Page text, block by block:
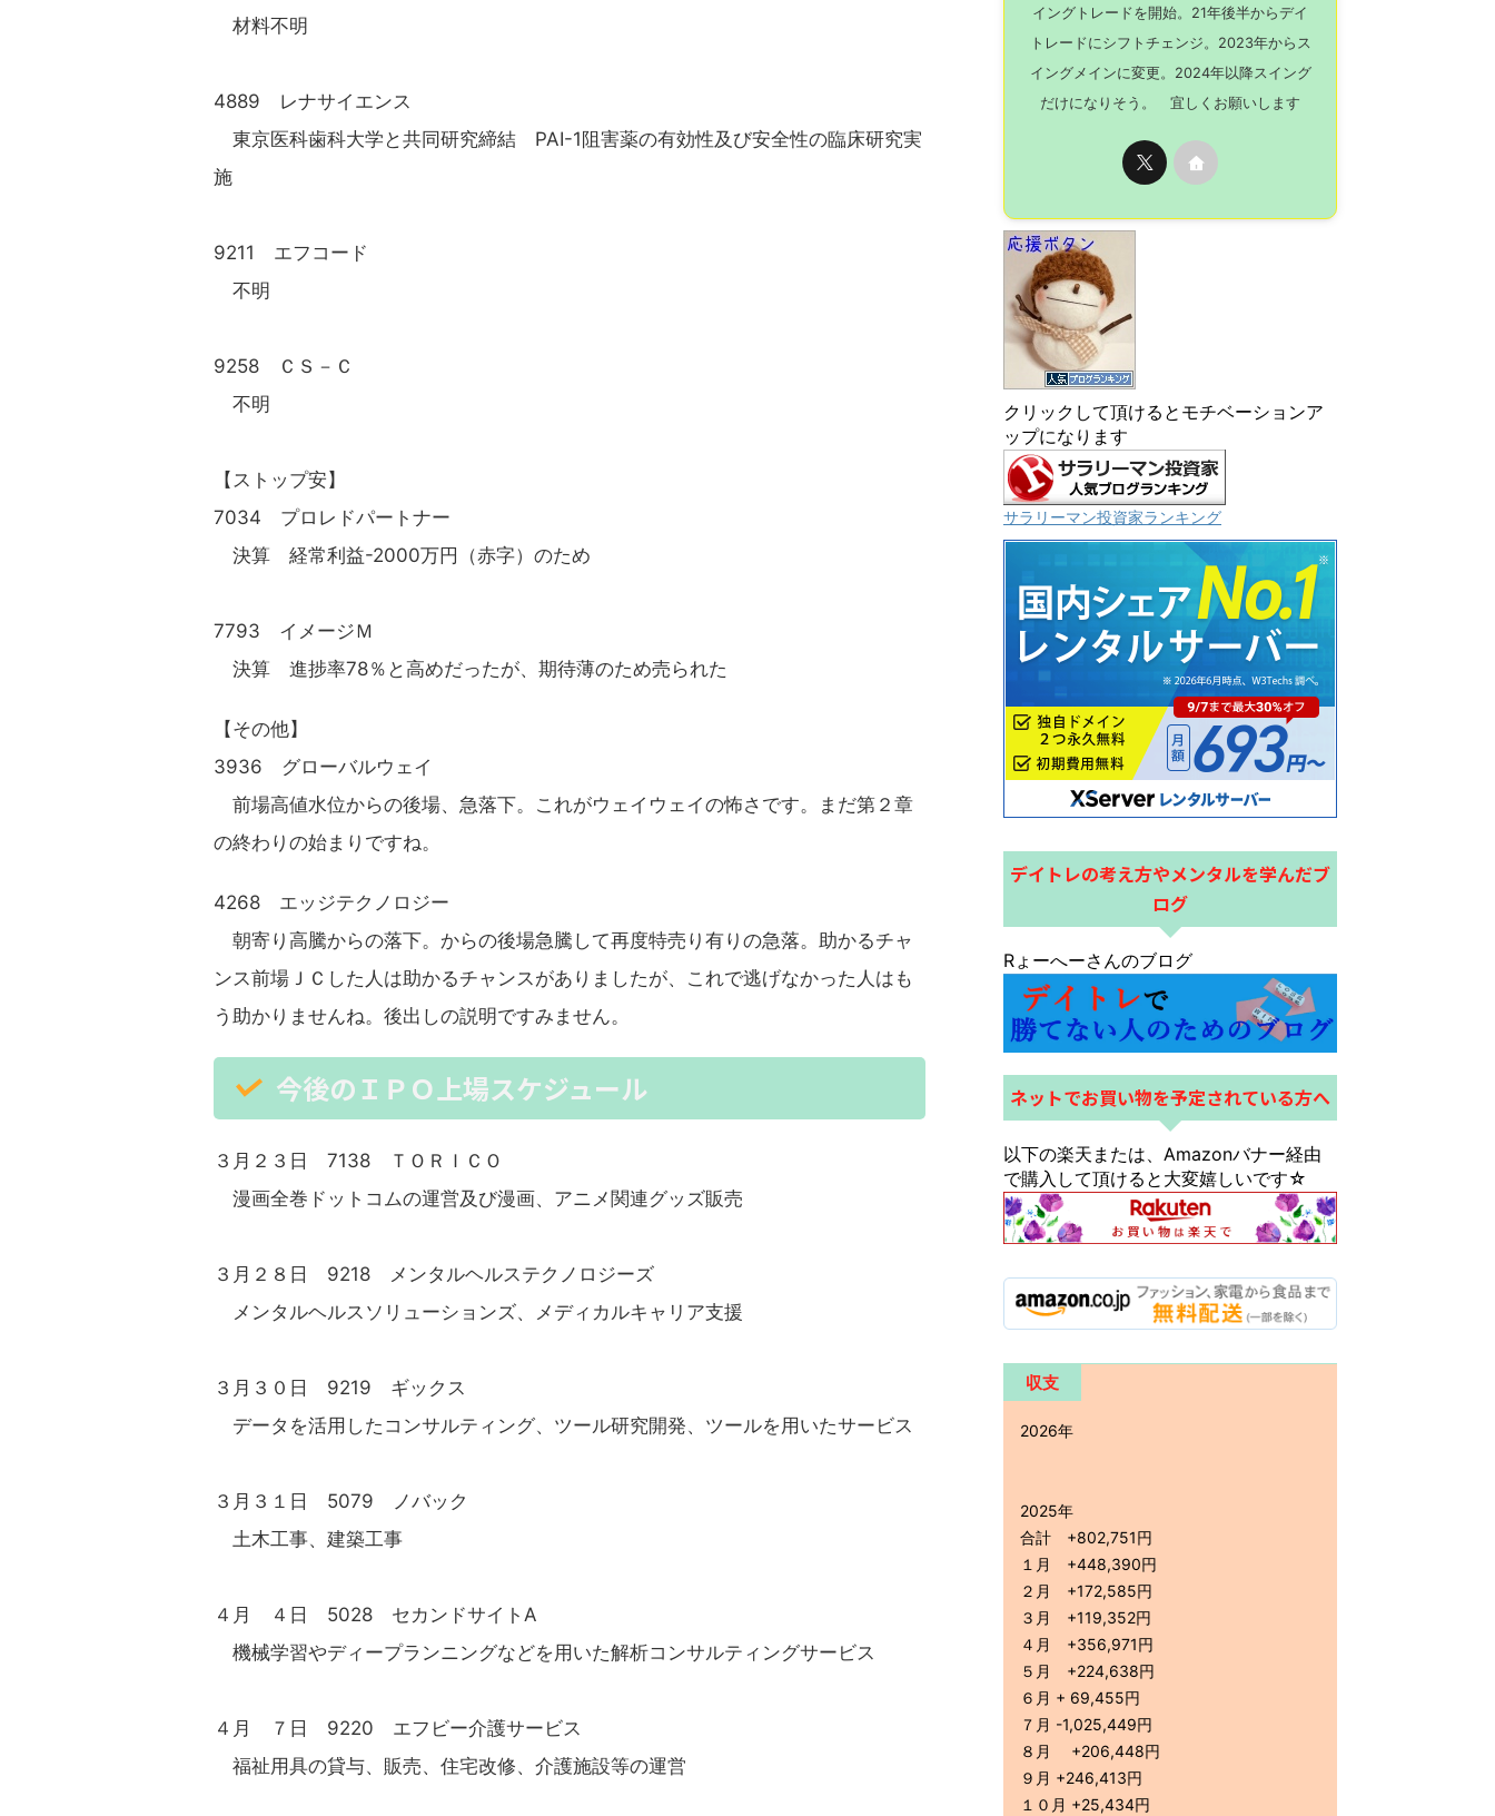
材料不明
4889 レナサイエンス
東京医科歯科大学と共同研究締結 PAI-1阻害薬の有効性及び安全性の臨床研究実
施
9211 エフコード
不明
9258 ＣＳ－Ｃ
不明
【ストップ安】
7034 プロレドパートナー
決算 経常利益-2000万円（赤字）のため
7793 イメージＭ
決算 進捗率78％と高めだったが、期待薄のため売られた
【その他】
3936 グローバルウェイ
前場高値水位からの後場、急落下。これがウェイウェイの怖さです。まだ第２章
の終わりの始まりですね。
4268 エッジテクノロジー
朝寄り高騰からの落下。からの後場急騰して再度特売り有りの急落。助かるチャ
ンス前場ＪＣした人は助かるチャンスがありましたが、これで逃げなかった人はも
う助かりませんね。後出しの説明ですみません。
今後のＩＰＯ上場スケジュール
３月２３日 7138 ＴＯＲＩＣＯ
漫画全巻ドットコムの運営及び漫画、アニメ関連グッズ販売
３月２８日 9218 メンタルヘルステクノロジーズ
メンタルヘルスソリューションズ、メディカルキャリア支援
３月３０日 9219 ギックス
データを活用したコンサルティング、ツール研究開発、ツールを用いたサービス
３月３１日 5079 ノバック
土木工事、建築工事
４月 ４日 5028 セカンドサイトA
機械学習やディープランニングなどを用いた解析コンサルティングサービス
４月 ７日 9220 エフビー介護サービス
福祉用具の貸与、販売、住宅改修、介護施設等の運営
イングトレードを開始。21年後半からデイ
トレードにシフトチェンジ。2023年からス
イングメインに変更。2024年以降スイング
だけになりそう。 宜しくお願いします
クリックして頂けるとモチベーションア
ップになります
サラリーマン投資家ランキング
デイトレの考え方やメンタルを学んだブ
ログ
Rょーへーさんのブログ
ネットでお買い物を予定されている方へ
以下の楽天または、Amazonバナー経由
で購入して頂けると大変嬉しいです☆
収支
2026年
2025年
合計 +802,751円
１月 +448,390円
２月 +172,585円
３月 +119,352円
４月 +356,971円
５月 +224,638円
６月 + 69,455円
７月 -1,025,449円
８月 +206,448円
９月 +246,413円
１０月 +25,434円